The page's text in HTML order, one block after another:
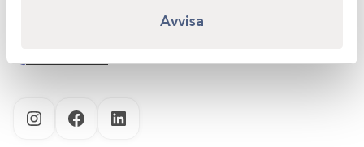
Avvisa
0171 – 857 70
InstagramFacebookLinkedIn